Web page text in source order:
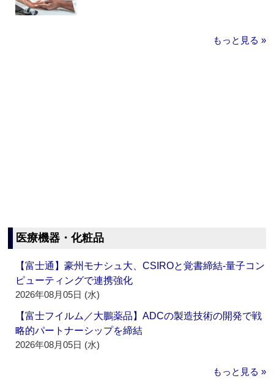
もっと見る »
医療機器・化粧品
【富士通】豪州モナシュ大、CSIROと覚書締結‐量子コン
ピューティングで連携強化
2026年08月05日 (水)
【富士フイルム／大鵬薬品】ADCの製造技術の開発で戦
略的パートナーシップを締結
2026年08月05日 (水)
もっと見る »